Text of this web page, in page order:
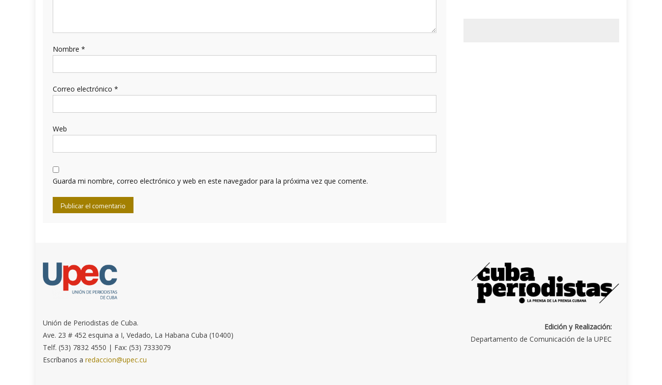
Nombre *
Correo electrónico *
Web
Guarda mi nombre, correo electrónico y web en este navegador para la próxima vez que comente.
Unión de Periodistas de Cuba.
Ave. 23 # 452 esquina a I, Vedado, La Habana Cuba (10400)
Telf. (53) 7832 4550 | Fax: (53) 7333079
Escríbanos aredaccion@upec.cu
Edición y Realización:
Departamento de Comunicación de la UPEC